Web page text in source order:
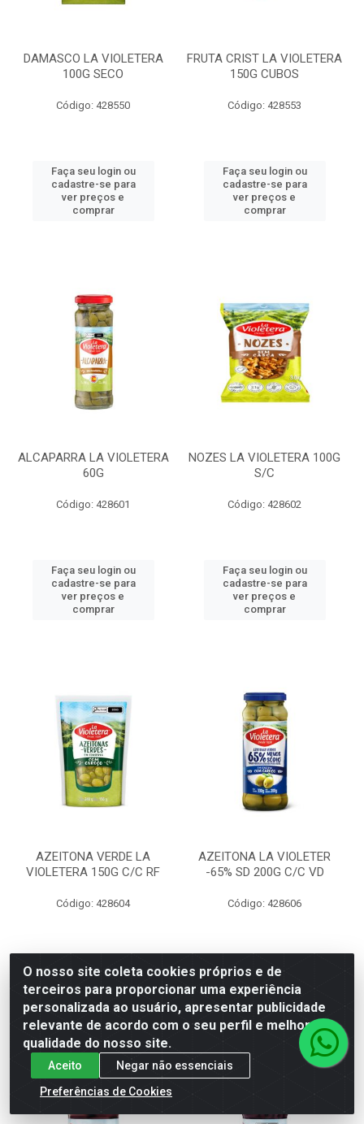
DAMASCO LA VIOLETERA
100G SECO
Código: 428550
Faça seu login ou
cadastre-se para
ver preços e
comprar
FRUTA CRIST LA VIOLETERA
150G CUBOS
Código: 428553
Faça seu login ou
cadastre-se para
ver preços e
comprar
ALCAPARRA LA VIOLETERA
60G
Código: 428601
Faça seu login ou
cadastre-se para
ver preços e
comprar
NOZES LA VIOLETERA 100G
S/C
Código: 428602
Faça seu login ou
cadastre-se para
ver preços e
comprar
AZEITONA VERDE LA
VIOLETERA 150G C/C RF
Código: 428604
Faça seu login ou
cadastre-se para
ver preços e
comprar
AZEITONA LA VIOLETER
-65% SD 200G C/C VD
Código: 428606
Faça seu login ou
cadastre-se para
ver preços e
comprar
O nosso site coleta cookies próprios e de
terceiros para proporcionar uma experiência
personalizada ao usuário, apresentar publicidade
relevante de acordo com o seu perfil e melhorar a
qualidade do nosso site.
Aceito
Negar não essenciais
Preferências de Cookies